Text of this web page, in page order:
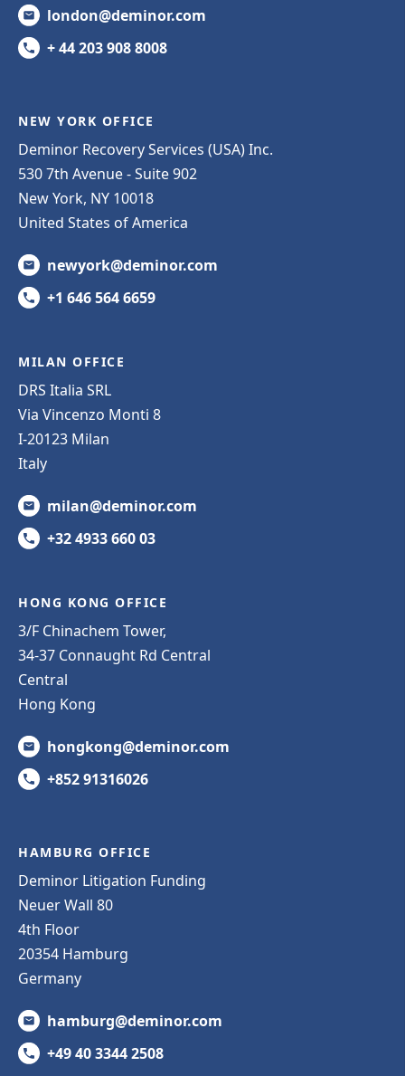
london@deminor.com
+ 44 203 908 8008
NEW YORK OFFICE
Deminor Recovery Services (USA) Inc.
530 7th Avenue - Suite 902
New York, NY 10018
United States of America
newyork@deminor.com
+1 646 564 6659
MILAN OFFICE
DRS Italia SRL
Via Vincenzo Monti 8
I-20123 Milan
Italy
milan@deminor.com
+32 4933 660 03
HONG KONG OFFICE
3/F Chinachem Tower,
34-37 Connaught Rd Central
Central
Hong Kong
hongkong@deminor.com
+852 91316026
HAMBURG OFFICE
Deminor Litigation Funding
Neuer Wall 80
4th Floor
20354 Hamburg
Germany
hamburg@deminor.com
+49 40 3344 2508